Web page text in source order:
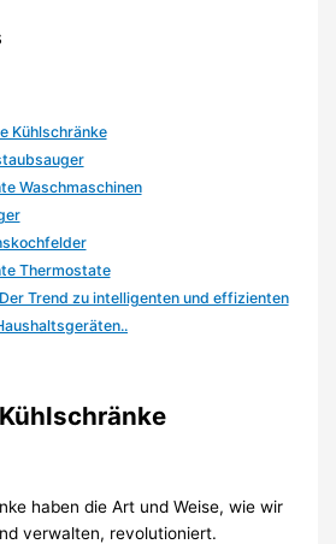
Kühlschränke
Waschmaschinen
Thermostate
Trend zu intelligenten und effizienten
haben die Art und Weise, wie wir
verwalten, revolutioniert.